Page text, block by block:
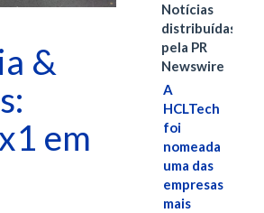
&
em
Notícias
distribuídas
pela PR
Newswire
A
HCLTech
foi
nomeada
uma das
empresas
mais